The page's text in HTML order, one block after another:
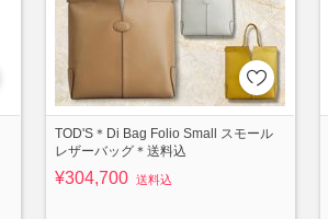
TOD'S＊Di Bag Folio Small スモール
レザーバッグ＊送料込
¥304,700 送料込